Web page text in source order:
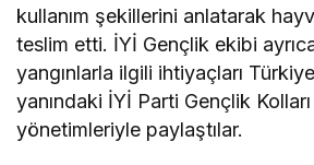
kullanım şekillerini anlatarak
teslim etti. İYİ Gençlik ekibi
yangınlarla ilgili ihtiyaçları
yanındaki İYİ Parti Gençlik
yönetimleriyle paylaştılar.